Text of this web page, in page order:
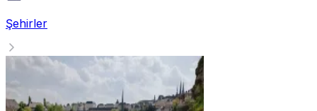
Şehirler